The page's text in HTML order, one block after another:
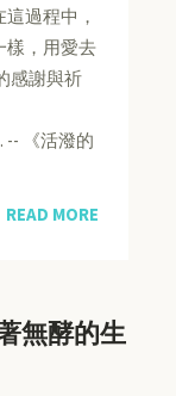
過程中，
樣，用愛去
感謝與祈
-- 《活潑的
READ MORE
無酵的生